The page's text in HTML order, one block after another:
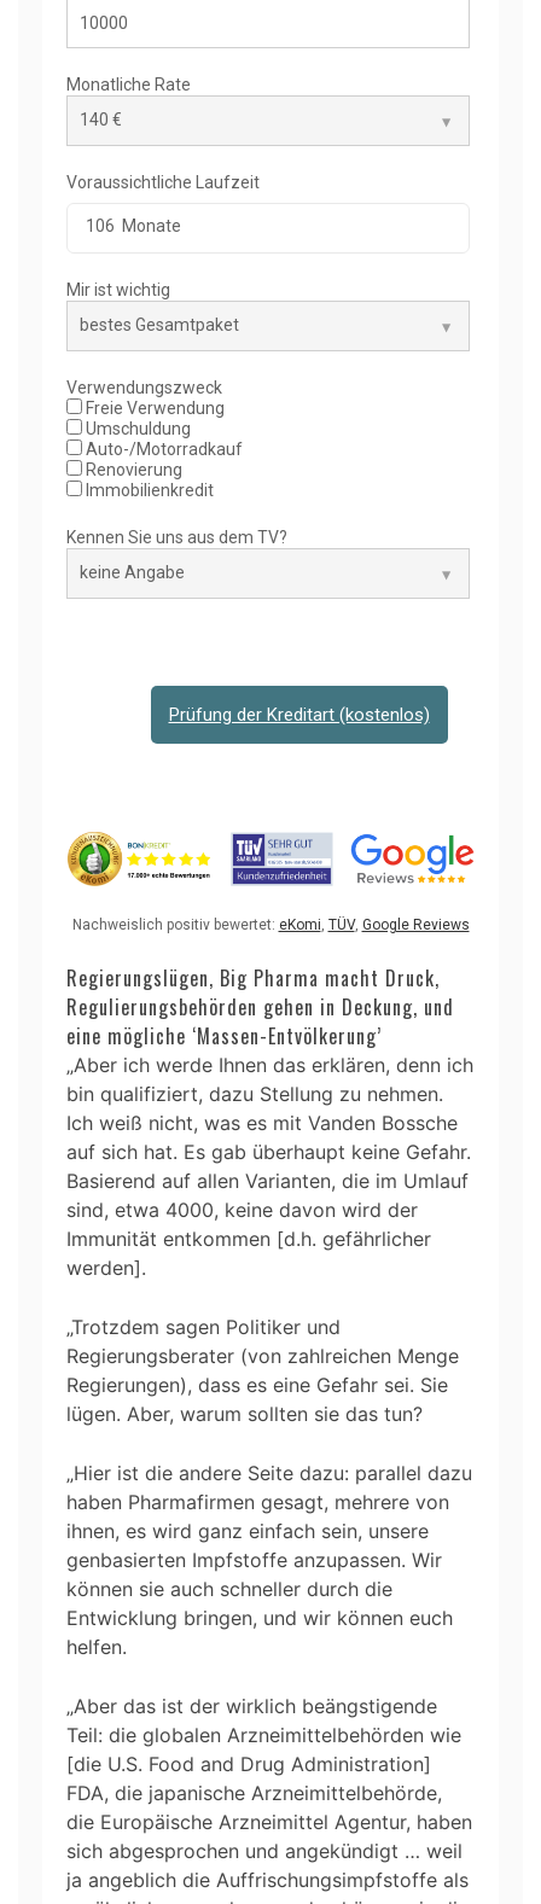
Monatliche Rate
Voraussichtliche Laufzeit
106 Monate
Mir ist wichtig
Verwendungszweck
Freie Verwendung
Umschuldung
Auto-/Motorradkauf
Renovierung
Immobilienkredit
Kennen Sie uns aus dem TV?
Prüfung der Kreditart (kostenlos)
Nachweislich positiv bewertet: eKomi, TÜV, Google Reviews
Regierungslügen, Big Pharma macht Druck,
Regulierungsbehörden gehen in Deckung, und
eine mögliche ‘Massen-Entvölkerung’
„Aber ich werde Ihnen das erklären, denn ich
bin qualifiziert, dazu Stellung zu nehmen.
Ich weiß nicht, was es mit Vanden Bossche
auf sich hat. Es gab überhaupt keine Gefahr.
Basierend auf allen Varianten, die im Umlauf
sind, etwa 4000, keine davon wird der
Immunität entkommen [d.h. gefährlicher
werden].
„Trotzdem sagen Politiker und
Regierungsberater (von zahlreichen Menge
Regierungen), dass es eine Gefahr sei. Sie
lügen. Aber, warum sollten sie das tun?
„Hier ist die andere Seite dazu: parallel dazu
haben Pharmafirmen gesagt, mehrere von
ihnen, es wird ganz einfach sein, unsere
genbasierten Impfstoffe anzupassen. Wir
können sie auch schneller durch die
Entwicklung bringen, und wir können euch
helfen.
„Aber das ist der wirklich beängstigende
Teil: die globalen Arzneimittelbehörden wie
[die U.S. Food and Drug Administration]
FDA, die japanische Arzneimittelbehörde,
die Europäische Arzneimittel Agentur, haben
sich abgesprochen und angekündigt … weil
ja angeblich die Auffrischungsimpfstoffe als